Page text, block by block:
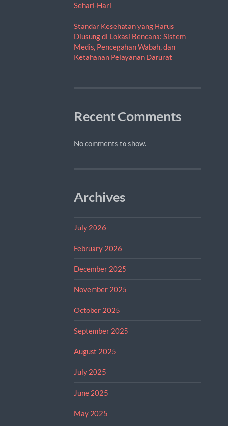
Sehari-Hari
Standar Kesehatan yang Harus
Diusung di Lokasi Bencana: Sistem
Medis, Pencegahan Wabah, dan
Ketahanan Pelayanan Darurat
Recent Comments
No comments to show.
Archives
July 2026
February 2026
December 2025
November 2025
October 2025
September 2025
August 2025
July 2025
June 2025
May 2025